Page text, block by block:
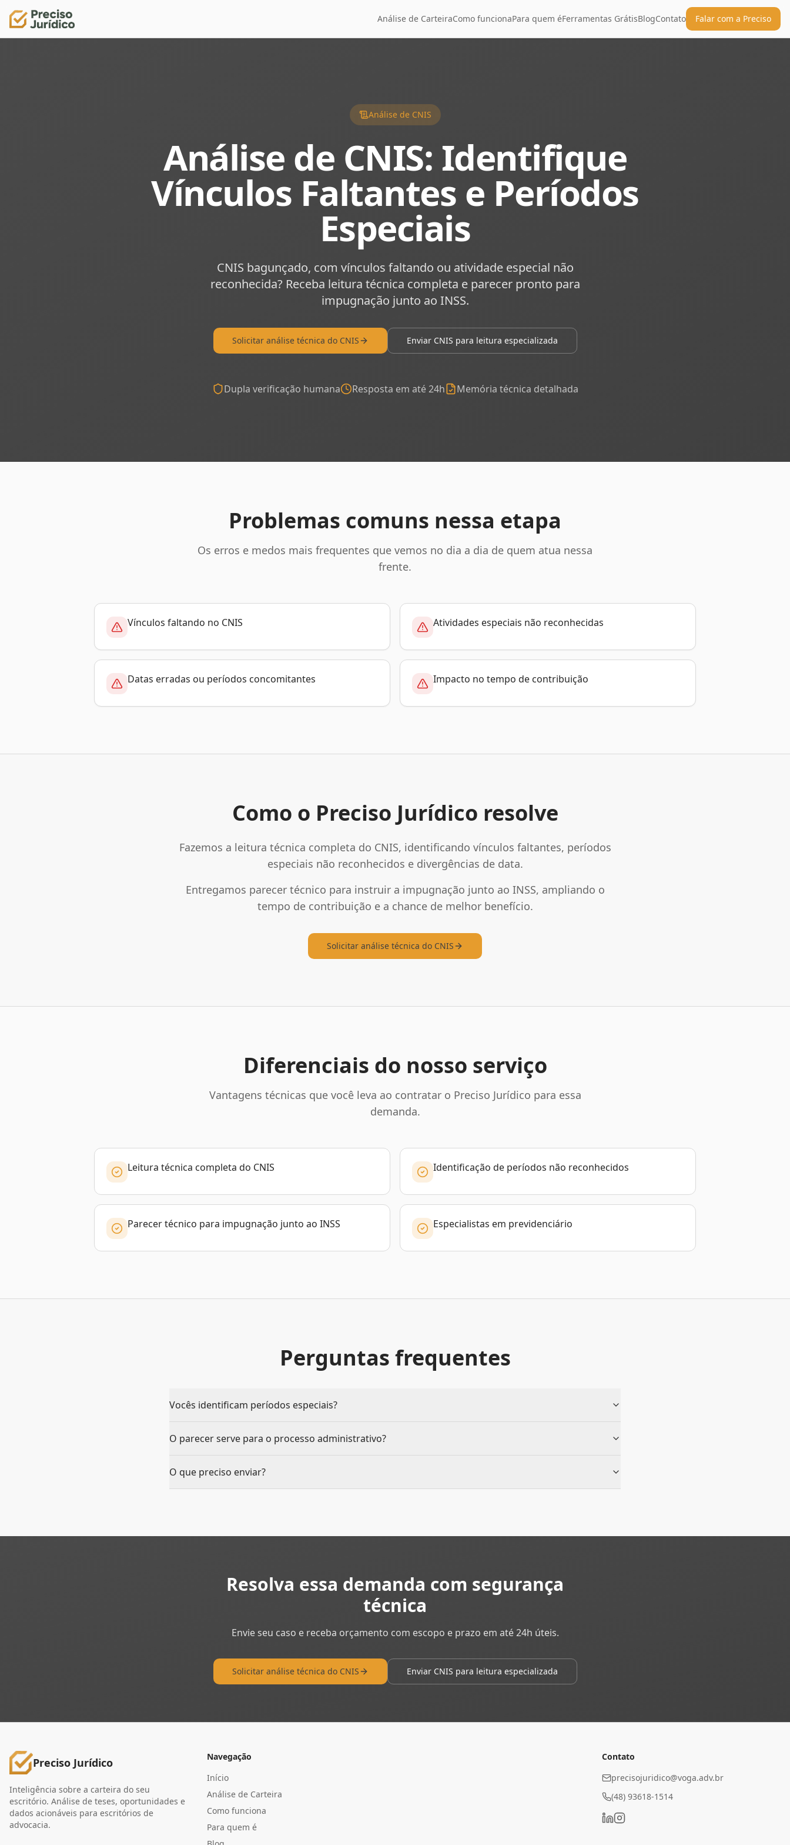
Análise de CarteiraComo funcionaPara quem éFerramentas GrátisBlogContato Falar com a Preciso
Análise de CNIS
Análise de CNIS: Identifique
Vínculos Faltantes e Períodos
Especiais
CNIS bagunçado, com vínculos faltando ou atividade especial não
reconhecida? Receba leitura técnica completa e parecer pronto para
impugnação junto ao INSS.
Solicitar análise técnica do CNIS Enviar CNIS para leitura especializada
Dupla verificação humana Resposta em até 24h Memória técnica detalhada
Problemas comuns nessa etapa
Os erros e medos mais frequentes que vemos no dia a dia de quem atua nessa
frente.
Vínculos faltando no CNIS Atividades especiais não reconhecidas
Datas erradas ou períodos concomitantes Impacto no tempo de contribuição
Como o Preciso Jurídico resolve
Fazemos a leitura técnica completa do CNIS, identificando vínculos faltantes, períodos
especiais não reconhecidos e divergências de data.
Entregamos parecer técnico para instruir a impugnação junto ao INSS, ampliando o
tempo de contribuição e a chance de melhor benefício.
Solicitar análise técnica do CNIS
Diferenciais do nosso serviço
Vantagens técnicas que você leva ao contratar o Preciso Jurídico para essa
demanda.
Leitura técnica completa do CNIS Identificação de períodos não reconhecidos
Parecer técnico para impugnação junto ao INSS Especialistas em previdenciário
Perguntas frequentes
Vocês identificam períodos especiais?
O parecer serve para o processo administrativo?
O que preciso enviar?
Resolva essa demanda com segurança
técnica
Envie seu caso e receba orçamento com escopo e prazo em até 24h úteis.
Solicitar análise técnica do CNIS Enviar CNIS para leitura especializada
Preciso Jurídico
Inteligência sobre a carteira do seu
escritório. Análise de teses, oportunidades e
dados acionáveis para escritórios de
advocacia.
Navegação
Início
Análise de Carteira
Como funciona
Para quem é
Contato
precisojuridico@voga.adv.br
(48) 93618-1514